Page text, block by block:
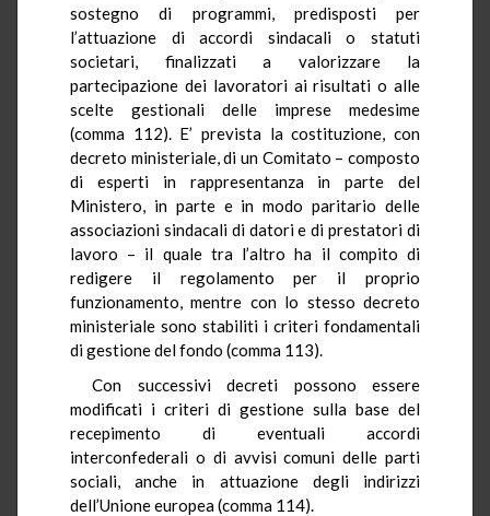
sostegno di programmi, predisposti per
l’attuazione di accordi sindacali o statuti
societari, finalizzati a valorizzare la
partecipazione dei lavoratori ai risultati o alle
scelte gestionali delle imprese medesime
(comma 112). E’ prevista la costituzione, con
decreto ministeriale, di un Comitato – composto
di esperti in rappresentanza in parte del
Ministero, in parte e in modo paritario delle
associazioni sindacali di datori e di prestatori di
lavoro – il quale tra l’altro ha il compito di
redigere il regolamento per il proprio
funzionamento, mentre con lo stesso decreto
ministeriale sono stabiliti i criteri fondamentali
di gestione del fondo (comma 113).
Con successivi decreti possono essere
modificati i criteri di gestione sulla base del
recepimento di eventuali accordi
interconfederali o di avvisi comuni delle parti
sociali, anche in attuazione degli indirizzi
dell’Unione europea (comma 114).